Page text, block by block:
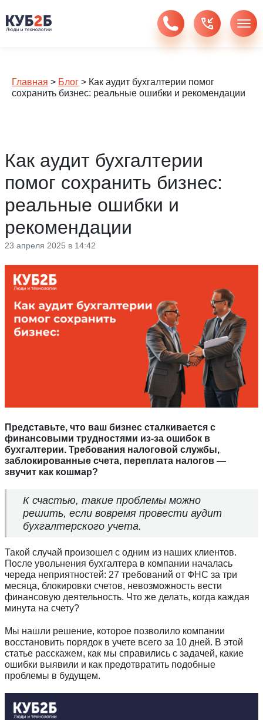
Главная > Блог > Как аудит бухгалтерии помог
сохранить бизнес: реальные ошибки и рекомендации
Как аудит бухгалтерии
помог сохранить бизнес:
реальные ошибки и
рекомендации
23 апреля 2025 в 14:42
Представьте, что ваш бизнес сталкивается с
финансовыми трудностями из-за ошибок в
бухгалтерии. Требования налоговой службы,
заблокированные счета, переплата налогов —
звучит как кошмар?
К счастью, такие проблемы можно
решить, если вовремя провести аудит
бухгалтерского учета.
Такой случай произошел с одним из наших клиентов.
После увольнения бухгалтера в компании началась
череда неприятностей: 27 требований от ФНС за три
месяца, блокировки счетов, невозможность вести
финансовую деятельность. Что же делать, когда каждая
минута на счету?
Мы нашли решение, которое позволило компании
восстановить порядок в учете всего за 10 дней. В этой
статье расскажем, как мы справились с задачей, какие
ошибки выявили и как предотвратить подобные
проблемы в будущем.